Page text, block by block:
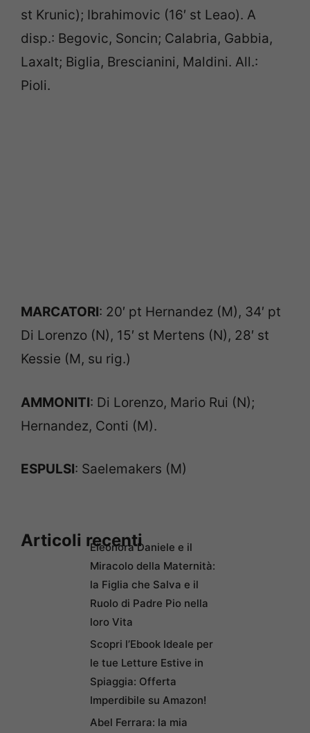
st Krunic); Ibrahimovic (16′ st Leao). A
disp.: Begovic, Soncin; Calabria, Gabbia,
Laxalt; Biglia, Brescianini, Maldini. All.:
Pioli.
MARCATORI: 20′ pt Hernandez (M), 34′ pt
Di Lorenzo (N), 15′ st Mertens (N), 28′ st
Kessie (M, su rig.)
AMMONITI: Di Lorenzo, Mario Rui (N);
Hernandez, Conti (M).
ESPULSI: Saelemakers (M)
Articoli recentiEleonora Daniele e il
Miracolo della Maternità:
la Figlia che Salva e il
Ruolo di Padre Pio nella
loro Vita
Scopri l’Ebook Ideale per
le tue Letture Estive in
Spiaggia: Offerta
Imperdibile su Amazon!
Abel Ferrara: la mia